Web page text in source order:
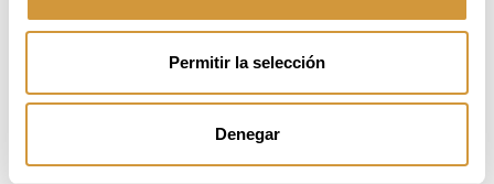
Permitir la selección
Denegar